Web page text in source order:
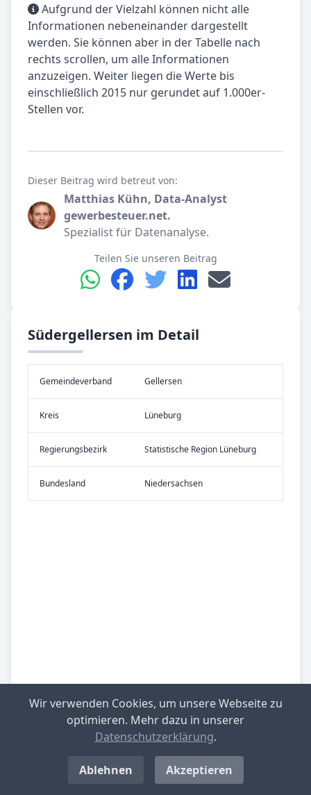
Aufgrund der Vielzahl können nicht alle
Informationen nebeneinander dargestellt
werden. Sie können aber in der Tabelle nach
rechts scrollen, um alle Informationen
anzuzeigen. Weiter liegen die Werte bis
einschließlich 2015 nur gerundet auf 1.000er-
Stellen vor.
Dieser Beitrag wird betreut von:
Matthias Kühn, Data-Analyst
gewerbesteuer.net.
Spezialist für Datenanalyse.
Teilen Sie unseren Beitrag
Südergellersen im Detail
Gemeinde­verband Gellersen
Kreis Lüneburg
Re­gier­ungs­bezirk Statistische Region Lüneburg
Bundes­land Niedersachsen
gering besiedelt
Wir verwenden Cookies, um unsere Webseite zu
optimieren. Mehr dazu in unserer
Datenschutzerklärung.
Ablehnen Akzeptieren